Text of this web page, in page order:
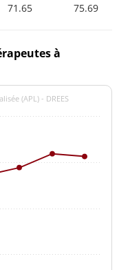
71.65 75.69
à
(APL) - DREES